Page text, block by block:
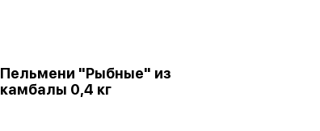
Пельмени "Рыбные" из
камбалы 0,4 кг